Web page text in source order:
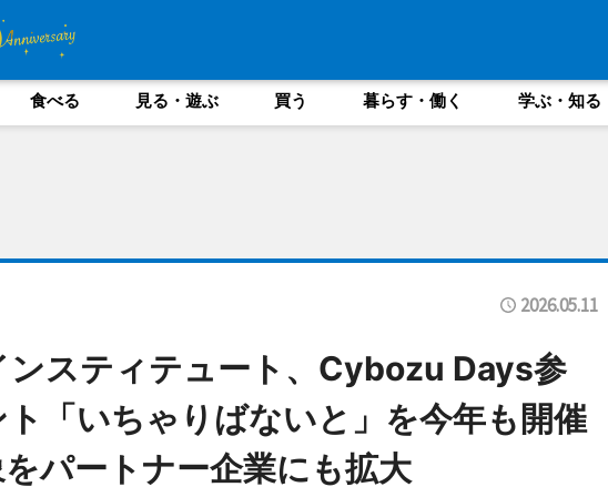
食べる 見る・遊ぶ 買う 暮らす・働く 学ぶ・知る
2026.05.11
ンスティテュート、Cybozu Days参
「いちゃりばないと」を今年も開催
パートナー企業にも拡大